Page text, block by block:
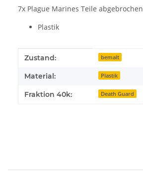
7x Plague Marines Teile abgebrochen
Plastik
Produkteigenschaft
Wert
Zustand: bemalt
Material: Plastik
Fraktion 40k: Death Guard